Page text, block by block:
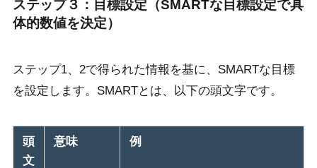
ステップ３：目標設定（SMARTな目標設定で具
体的数値を決定）
ステップ1、2で得られた情報を基に、SMARTな目標
を設定します。SMARTとは、以下の頭文字です。
頭
文
意味 例